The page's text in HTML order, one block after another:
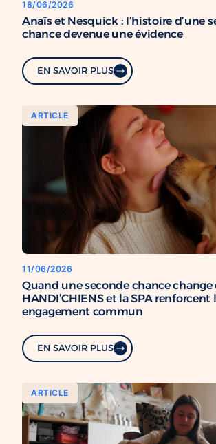
18/06/2026
Anaïs et Nesquick : l’histoire d’une
chance devenue une évidence
EN SAVOIR PLUS
ARTICLE
11/06/2026
Quand une seconde chance change
HANDI’CHIENS et la SPA renforcent
engagement commun
EN SAVOIR PLUS
ARTICLE